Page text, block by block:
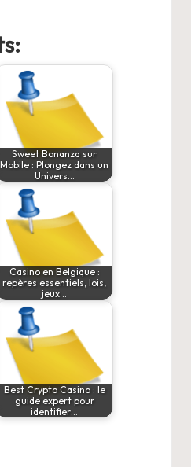
Sweet Bonanza sur
Mobile : Plongez dans un
Univers…
Casino en Belgique :
repères essentiels, lois,
jeux…
Best Crypto Casino : le
guide expert pour
identifier…